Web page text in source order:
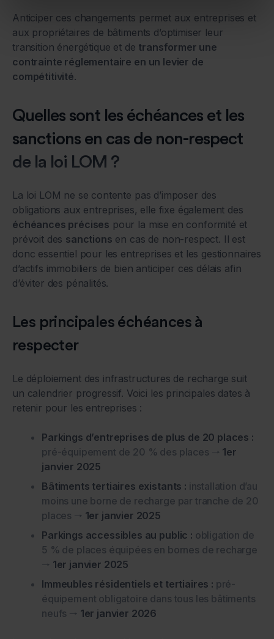
Anticiper ces changements permet aux entreprises et
aux propriétaires de bâtiments d’optimiser leur
transition énergétique et de transformer une
contrainte réglementaire en un levier de
compétitivité.
Quelles sont les échéances et les
sanctions en cas de non-respect
de la loi LOM ?
La loi LOM ne se contente pas d’imposer des
obligations aux entreprises, elle fixe également des
échéances précises pour la mise en conformité et
prévoit des sanctions en cas de non-respect. Il est
donc essentiel pour les entreprises et les gestionnaires
d’actifs immobiliers de bien anticiper ces délais afin
d’éviter des pénalités.
Les principales échéances à
respecter
Le déploiement des infrastructures de recharge suit
un calendrier progressif. Voici les principales dates à
retenir pour les entreprises :
Parkings d’entreprises de plus de 20 places :
pré-équipement de 20 % des places 🠒 1er
janvier 2025
Bâtiments tertiaires existants : installation d’au
moins une borne de recharge par tranche de 20
places 🠒 1er janvier 2025
Parkings accessibles au public : obligation de
5 % de places équipées en bornes de recharge
🠒 1er janvier 2025
Immeubles résidentiels et tertiaires : pré-
équipement obligatoire dans tous les bâtiments
neufs 🠒 1er janvier 2026